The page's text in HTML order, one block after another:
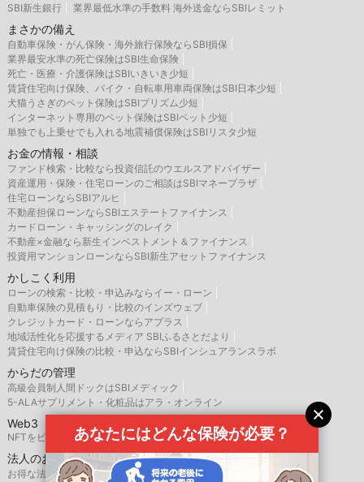
SBI新生銀行 業界最低水準の手数料 海外送金ならSBIレミット
まさかの備え
自動車保険・がん保険・海外旅行保険ならSBI損保
業界最安水準の死亡保険はSBI生命保険
死亡・医療・介護保険はSBIいきいき少短
賃貸住宅向け保険、バイク・自転車用車両保険はSBI日本少短
犬猫うさぎのペット保険はSBIプリズム少短
インターネット専用のペット保険はSBIペット少短
単独でも上乗せでも入れる地震補償保険はSBIリスタ少短
お金の情報・相談
ファンド検索・比較なら投資信託のウエルスアドバイザー
資産運用・保険・住宅ローンのご相談はSBIマネープラザ
住宅ローンならSBIアルヒ
不動産担保ローンならSBIエステートファイナンス
カードローン・キャッシングのレイク
不動産×金融なら新生インベストメント＆ファイナンス
投資用マンションローンならSBI新生アセットファイナンス
かしこく利用
ローンの検索・比較・申込みならイー・ローン
自動車保険の見積もり・比較のインズウェブ
クレジットカード・ローンならアプラス
地域活性化を応援するメディア SBIふるさとだより
賃貸住宅向け保険の比較・申込ならSBIインシュアランスラボ
からだの管理
高級会員制人間ドックはSBIメディック
5-ALAサプリメント・化粧品はアラ・オンライン
Web3
NFTをビジネス活用するなら、SBINFT
法人のお客様
お得な法人向け優待サービスならSBIバリュープレイス
あなたにはどんな保険が必要？